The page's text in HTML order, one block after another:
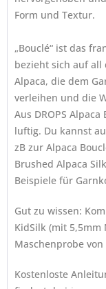
Form und Textur.
„Bouclé“ ist das
bezieht sich auf all
Alpaca, die dem
verleihen und die
Aus DROPS
luftig. Du kannst
zB zur Alpaca
Brushed Alpaca
Beispiele für
Gut zu wissen:
KidSilk (mit
Maschenprobe
Kostenloste